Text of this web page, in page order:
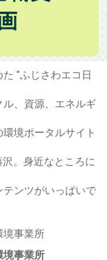
"ふじさわエコ日
、資源、エネルギ
境ポータルサイト
。身近なところに
ンツがいっぱいで
境事業所
境事業所